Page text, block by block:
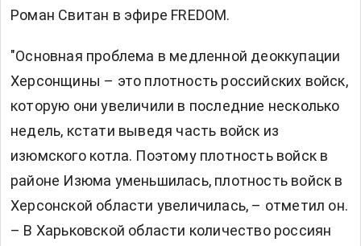
Роман Свитан в эфире FREDOM.
"Основная проблема в медленной деоккупации
Херсонщины – это плотность российских войск,
которую они увеличили в последние несколько
недель, кстати выведя часть войск из
изюмского котла. Поэтому плотность войск в
районе Изюма уменьшилась, плотность войск в
Херсонской области увеличилась, – отметил он.
– В Харьковской области количество россиян